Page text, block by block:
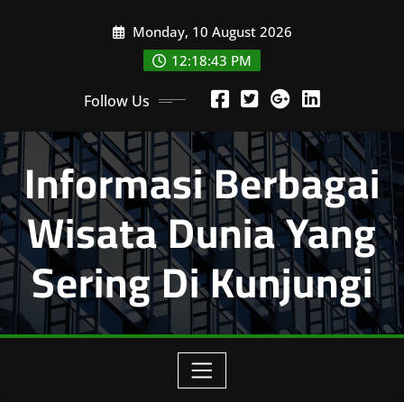
Monday, 10 August 2026
12:18:43 PM
Follow Us
Informasi Berbagai
Wisata Dunia Yang
Sering Di Kunjungi